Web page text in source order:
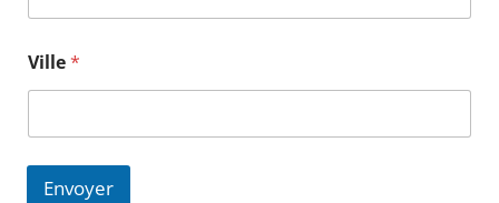
Ville*
Envoyer